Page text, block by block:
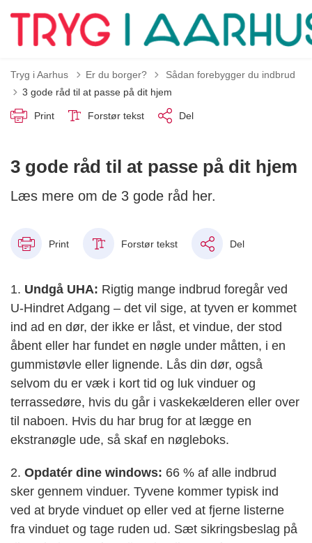
Tryg i Aarhus Er du borger? Tilbage til
Sådan forebygger du indbrud
3 gode råd til at passe på dit hjem
Print Forstør tekst Del
3 gode råd til at passe på dit hjem
Læs mere om de 3 gode råd her.
Print Forstør tekst Del
1. Undgå UHA: Rigtig mange indbrud foregår ved
U-Hindret Adgang – det vil sige, at tyven er kommet
ind ad en dør, der ikke er låst, et vindue, der stod
åbent eller har fundet en nøgle under måtten, i en
gummistøvle eller lignende. Lås din dør, også
selvom du er væk i kort tid og luk vinduer og
terrassedøre, hvis du går i vaskekælderen eller over
til naboen. Hvis du har brug for at lægge en
ekstranøgle ude, så skaf en nøgleboks.
2. Opdatér dine windows: 66 % af alle indbrud
sker gennem vinduer. Tyvene kommer typisk ind
ved at bryde vinduet op eller ved at fjerne listerne
fra vinduet og tage ruden ud. Sæt sikringsbeslag på